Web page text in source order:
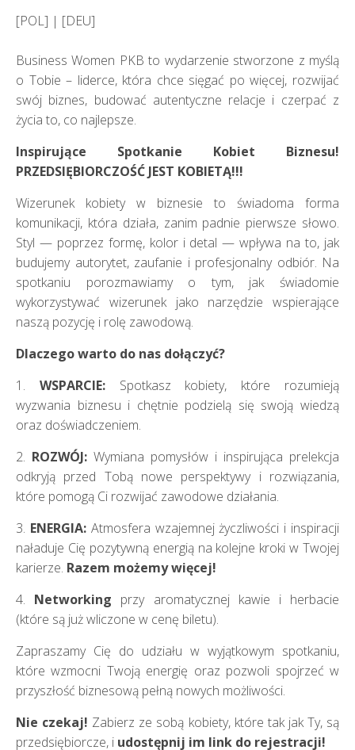
[POL] | [DEU]
Business Women PKB to wydarzenie stworzone z myślą
o Tobie – liderce, która chce sięgać po więcej, rozwijać
swój biznes, budować autentyczne relacje i czerpać z
życia to, co najlepsze.
Inspirujące Spotkanie Kobiet Biznesu!
PRZEDSIĘBIORCZOŚĆ JEST KOBIETĄ!!!
Wizerunek kobiety w biznesie to świadoma forma
komunikacji, która działa, zanim padnie pierwsze słowo.
Styl — poprzez formę, kolor i detal — wpływa na to, jak
budujemy autorytet, zaufanie i profesjonalny odbiór. Na
spotkaniu porozmawiamy o tym, jak świadomie
wykorzystywać wizerunek jako narzędzie wspierające
naszą pozycję i rolę zawodową.
Dlaczego warto do nas dołączyć?
1. WSPARCIE:Spotkasz kobiety, które rozumieją
wyzwania biznesu i chętnie podzielą się swoją wiedzą
oraz doświadczeniem.
2. ROZWÓJ: Wymiana pomysłów i inspirująca prelekcja
odkryją przed Tobą nowe perspektywy i rozwiązania,
które pomogą Ci rozwijać zawodowe działania.
3. ENERGIA:Atmosfera wzajemnej życzliwości i inspiracji
naładuje Cię pozytywną energią na kolejne kroki w Twojej
karierze. Razem możemy więcej!
4. Networking przy aromatycznej kawie i herbacie
(które są już wliczone w cenę biletu).
Zapraszamy Cię do udziału w wyjątkowym spotkaniu,
które wzmocni Twoją energię oraz pozwoli spojrzeć w
przyszłość biznesową pełną nowych możliwości.
Nie czekaj! Zabierz ze sobą kobiety, które tak jak Ty, są
przedsiębiorcze, i udostępnij im link do rejestracji!